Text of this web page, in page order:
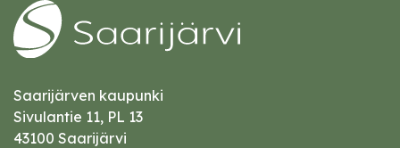
Saarijärven kaupunki
Sivulantie 11, PL 13
43100 Saarijärvi